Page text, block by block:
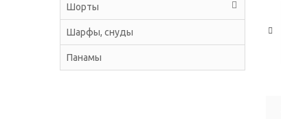
Шорты
Шарфы, снуды
Панамы